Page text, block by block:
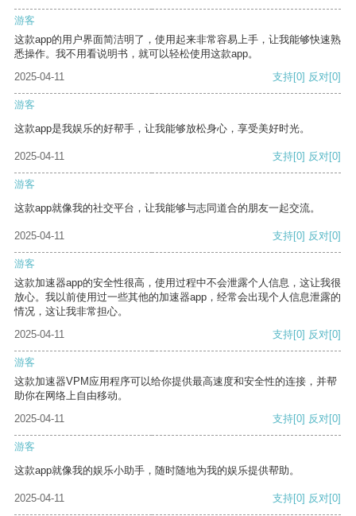
游客
这款app的用户界面简洁明了，使用起来非常容易上手，让我能够快速熟
悉操作。我不用看说明书，就可以轻松使用这款app。
2025-04-11
支持[0] 反对[0]
游客
这款app是我娱乐的好帮手，让我能够放松身心，享受美好时光。
2025-04-11 支持[0] 反对[0]
游客
这款app就像我的社交平台，让我能够与志同道合的朋友一起交流。
2025-04-11 支持[0] 反对[0]
游客
这款加速器app的安全性很高，使用过程中不会泄露个人信息，这让我很
放心。我以前使用过一些其他的加速器app，经常会出现个人信息泄露的
情况，这让我非常担心。
2025-04-11
支持[0] 反对[0]
游客
这款加速器VPM应用程序可以给你提供最高速度和安全性的连接，并帮
助你在网络上自由移动。
2025-04-11
支持[0] 反对[0]
游客
这款app就像我的娱乐小助手，随时随地为我的娱乐提供帮助。
2025-04-11 支持[0] 反对[0]